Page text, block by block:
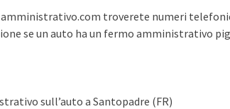
troverete numeri
se un auto ha un fermo amministrativo
sull’auto a Santopadre (FR)